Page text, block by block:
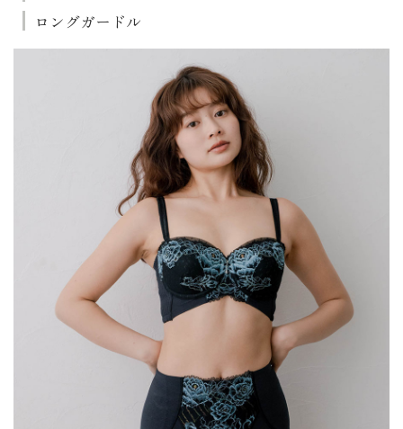
ロングガードル